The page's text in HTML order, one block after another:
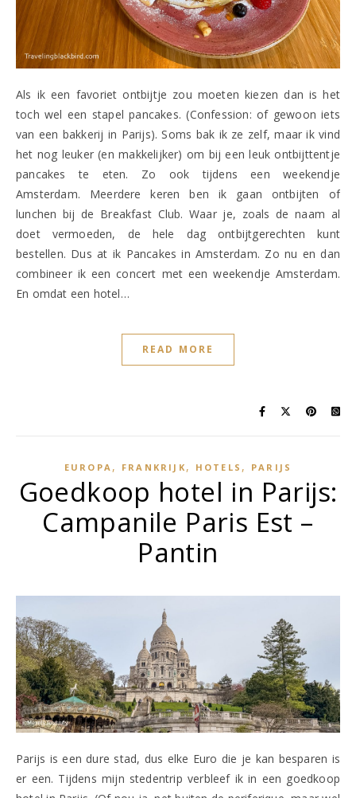
Als ik een favoriet ontbijtje zou moeten kiezen dan is het
toch wel een stapel pancakes. (Confession: of gewoon iets
van een bakkerij in Parijs). Soms bak ik ze zelf, maar ik vind
het nog leuker (en makkelijker) om bij een leuk ontbijttentje
pancakes te eten. Zo ook tijdens een weekendje
Amsterdam. Meerdere keren ben ik gaan ontbijten of
lunchen bij de Breakfast Club. Waar je, zoals de naam al
doet vermoeden, de hele dag ontbijtgerechten kunt
bestellen. Dus at ik Pancakes in Amsterdam. Zo nu en dan
combineer ik een concert met een weekendje Amsterdam.
En omdat een hotel…
READ MORE
EUROPA , FRANKRIJK , HOTELS , PARIJS
Goedkoop hotel in Parijs:
Campanile Paris Est –
Pantin
Parijs is een dure stad, dus elke Euro die je kan besparen is
er een. Tijdens mijn stedentrip verbleef ik in een goedkoop